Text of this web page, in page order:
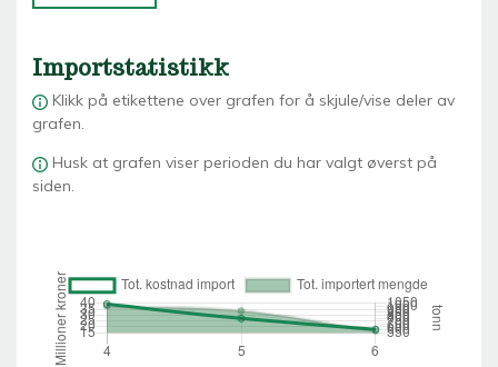
Importstatistikk
Klikk på etikettene over grafen for å skjule/vise deler av
grafen.
Husk at grafen viser perioden du har valgt øverst på
siden.